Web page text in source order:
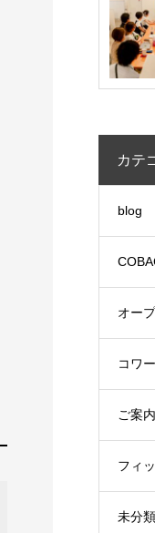
カテ
blog
オー
コワ
ご案内
フィ
未分類